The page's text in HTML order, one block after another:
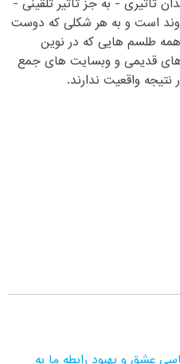
تاثیری - به جز تاثیر تلقینی -
است و به هر شکلی که دوست
همه طلسم هایی که در نوین
قدیمی و وبسایت های جمع
واقعیت ندارند.
عشق و بهبود رابطه ما به